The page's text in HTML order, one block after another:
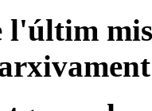
l'últim